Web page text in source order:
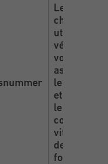
Le numéro
châssis est
utilisé afin
vérifier si
voiture est
assurée
le bris de
et
le modèle
correct de
vitrage
de notre
fournisseur